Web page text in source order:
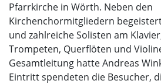
Pfarrkirche in Wörth. Neben den
Kirchenchormitgliedern
und zahlreiche Solisten am
Trompeten, Querflöten und
Gesamtleitung hatte Andreas
Eintritt spendeten die Besucher,